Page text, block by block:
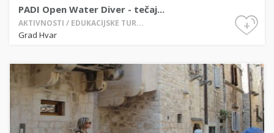
PADI Open Water Diver - tečaj...
AKTIVNOSTI / EDUKACIJSKE TUR...
Grad Hvar
+